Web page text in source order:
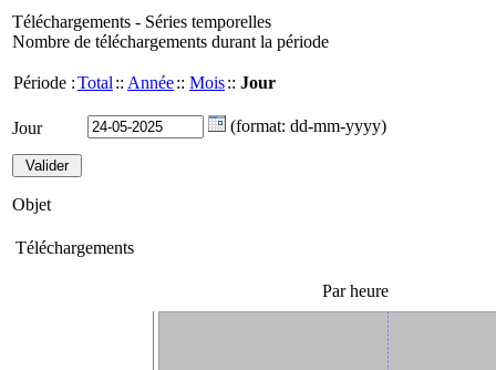
Téléchargements - Séries temporelles
Nombre de téléchargements durant la période
Période :Total :: Année:: Mois:: Jour
Jour (format: dd-mm-yyyy)
Objet
Téléchargements
Par heure